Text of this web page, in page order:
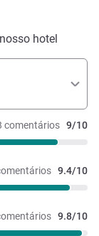
hotel
comentários 9/10
9.4/10
9.8/10